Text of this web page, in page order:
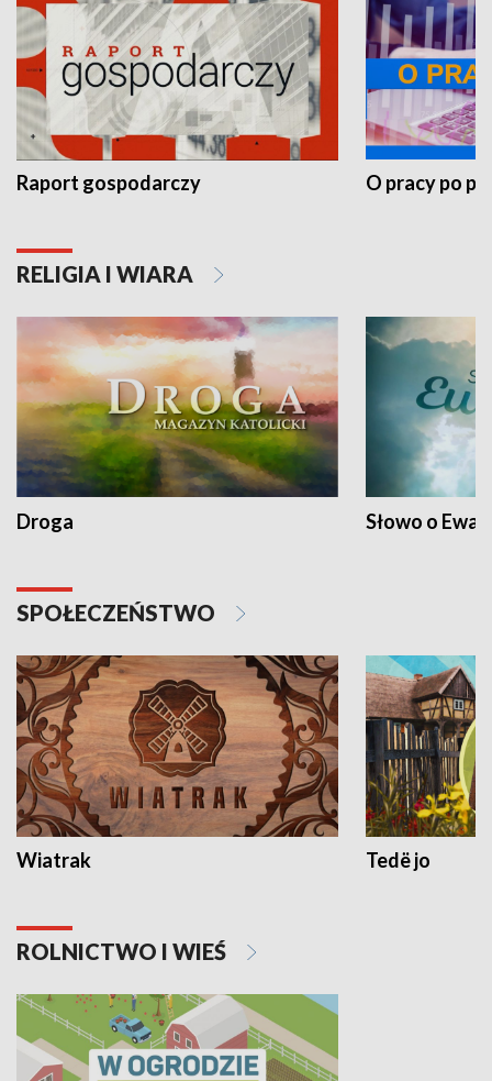
Raport gospodarczy O pracy po
RELIGIA I WIARA
Droga Słowo o
SPOŁECZEŃSTWO
Wiatrak Tedë jo
ROLNICTWO I WIEŚ